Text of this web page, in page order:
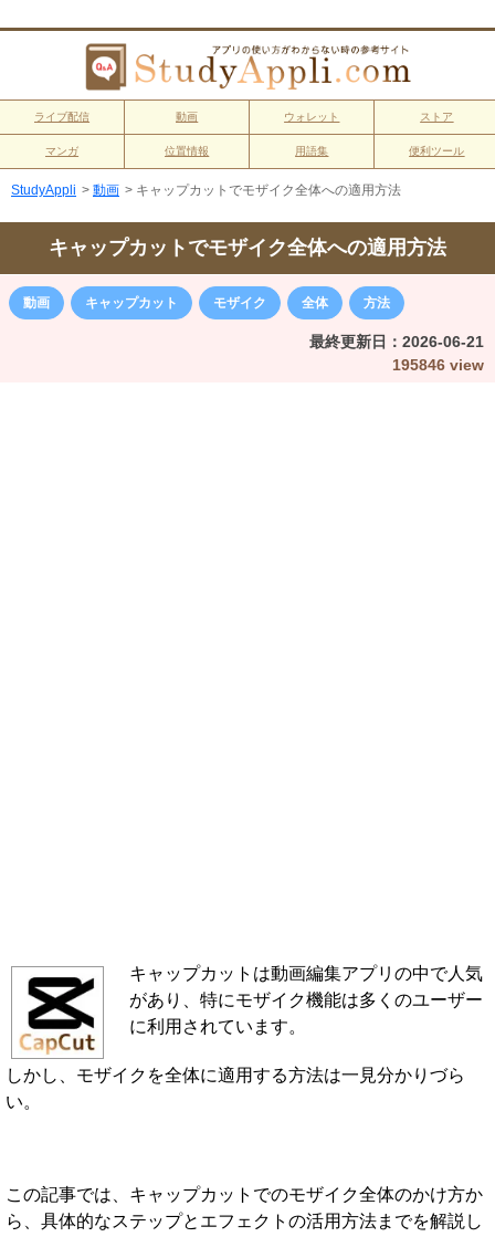
ライブ配信 動画 ウォレット ストア
マンガ 位置情報 用語集 便利ツール
StudyAppli > 動画 > キャップカットでモザイク全体への適用方法
キャップカットでモザイク全体への適用方法
動画 キャップカット モザイク 全体 方法
最終更新日： 2026-06-21
195846 view
キャップカットは動画編集アプリの中で人気
があり、特にモザイク機能は多くのユーザー
に利用されています。
しかし、モザイクを全体に適用する方法は一見分かりづら
い。
この記事では、キャップカットでのモザイク全体のかけ方か
ら、具体的なステップとエフェクトの活用方法までを解説し